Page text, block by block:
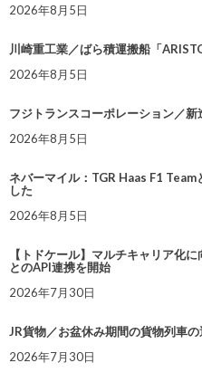
2026年8月5日
川崎重工業／ばら積運搬船「
2026年8月5日
フジトランスコーポレーション／
2026年8月5日
ネバーマイル：TGR Haas F1
した
2026年8月5日
【トドケール】マルチキャリア化
とのAPI連携を開始
2026年7月30日
JR貨物／お盆休み期間の貨物列車
2026年7月30日